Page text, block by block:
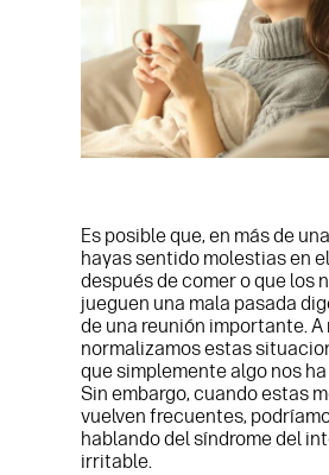
Es posible que, en más de
hayas sentido molestias en
después de comer o que los
jueguen una mala pasada
de una reunión importante. A
normalizamos estas
que simplemente algo nos
Sin embargo, cuando estas
vuelven frecuentes,
hablando del síndrome del
irritable.